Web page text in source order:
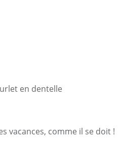
en dentelle
vacances, comme il se doit !